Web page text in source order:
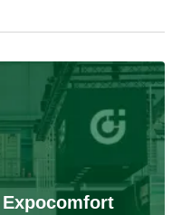
Expocomfort